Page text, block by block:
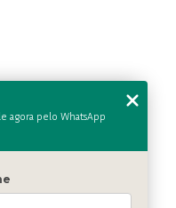
agora pelo WhatsApp